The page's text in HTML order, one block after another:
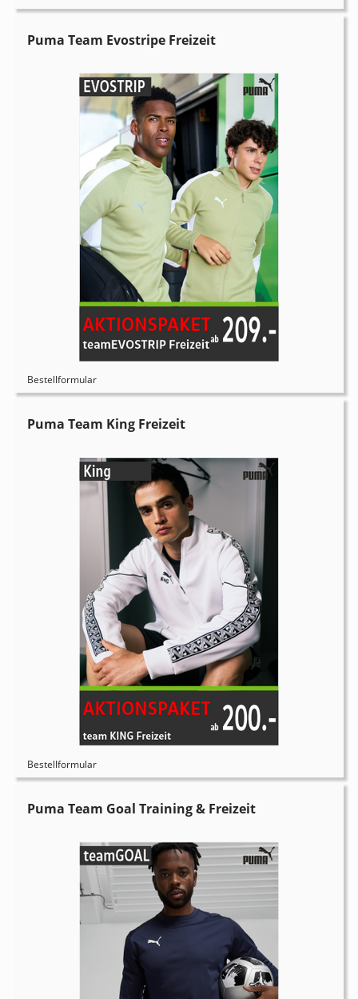
Puma Team Evostripe Freizeit
Bestellformular
Puma Team King Freizeit
Bestellformular
Puma Team Goal Training & Freizeit